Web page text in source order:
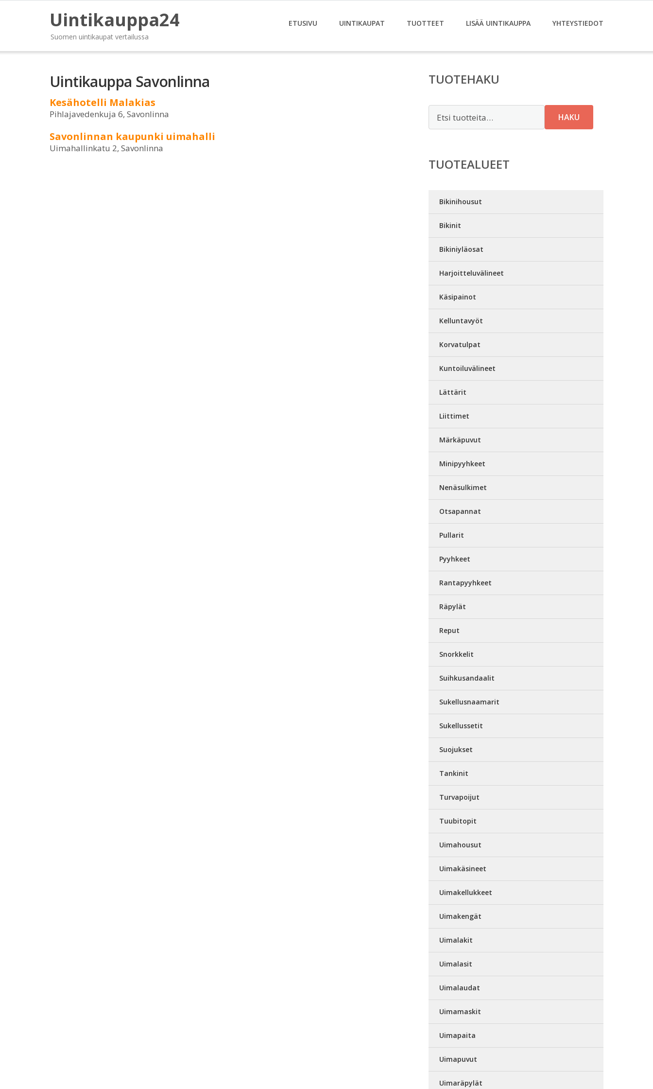
Uintikauppa24
Suomen uintikaupat vertailussa
ETUSIVU UINTIKAUPAT TUOTTEET LISÄÄ UINTIKAUPPA YHTEYSTIEDOT
Uintikauppa Savonlinna
Kesähotelli Malakias
Pihlajavedenkuja 6, Savonlinna
Savonlinnan kaupunki uimahalli
Uimahallinkatu 2, Savonlinna
TUOTEHAKU
HAKU
TUOTEALUEET
Bikinihousut
Bikinit
Bikiniyläosat
Harjoitteluvälineet
Käsipainot
Kelluntavyöt
Korvatulpat
Kuntoiluvälineet
Lättärit
Liittimet
Märkäpuvut
Minipyyhkeet
Nenäsulkimet
Otsapannat
Pullarit
Pyyhkeet
Rantapyyhkeet
Räpylät
Reput
Snorkkelit
Suihkusandaalit
Sukellusnaamarit
Sukellussetit
Suojukset
Tankinit
Turvapoijut
Tuubitopit
Uimahousut
Uimakäsineet
Uimakellukkeet
Uimakengät
Uimalakit
Uimalasit
Uimalaudat
Uimamaskit
Uimapaita
Uimapuvut
Uimaräpylät